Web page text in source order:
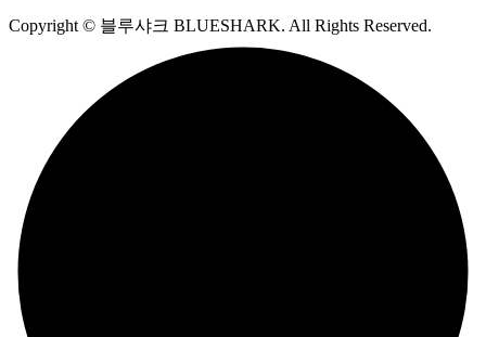
Copyright © 블루샤크 BLUESHARK. All Rights Reserved.